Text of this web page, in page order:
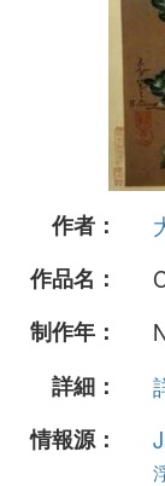
作者：
作品名：
制作年：
詳細：
情報源：